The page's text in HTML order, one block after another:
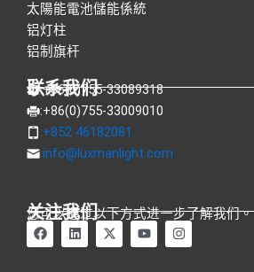
太陽能電池儲能係統
铝灯柱
铝制旗杆
联系我们
:+86(0)755-33089318
:+86(0)755-33009010
:+852 46182081
:info@luxmanlight.com
关注我们
您可以通过以下方式进一步了解我们。
在
F
L
i
X
-
Y
o
I
n